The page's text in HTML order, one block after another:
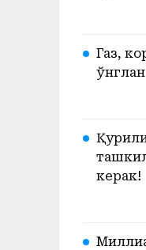
Газ,
керак!